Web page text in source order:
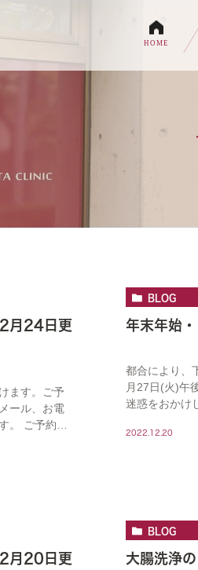
HOME
月24日更
ます。ご予
ール、お電
。 ご予約状
合がござい
BLOG
年末年始
都合により、
月27日(火)午
迷惑をおかけ
2022.12.20
月20日更
BLOG
大腸洗浄